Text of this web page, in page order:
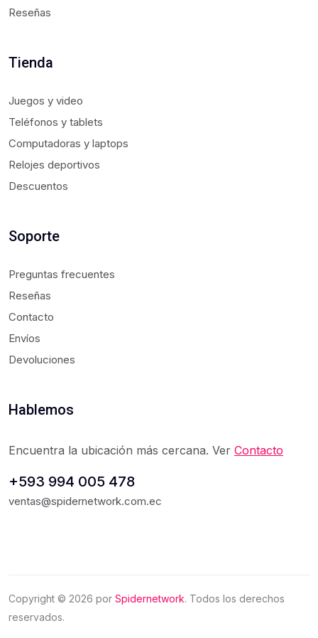
Reseñas
Tienda
Juegos y video
Teléfonos y tablets
Computadoras y laptops
Relojes deportivos
Descuentos
Soporte
Preguntas frecuentes
Reseñas
Contacto
Envíos
Devoluciones
Hablemos
Encuentra la ubicación más cercana. Ver Contacto
+593 994 005 478
ventas@spidernetwork.com.ec
Copyright © 2026 por Spidernetwork. Todos los derechos
reservados.